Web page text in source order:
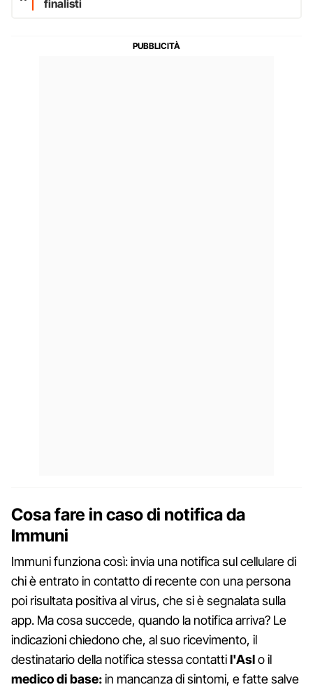
finalisti
Cosa fare in caso di notifica da
Immuni
Immuni funziona così: invia una notifica sul cellulare di
chi è entrato in contatto di recente con una persona
poi risultata positiva al virus, che si è segnalata sulla
app. Ma cosa succede, quando la notifica arriva? Le
indicazioni chiedono che, al suo ricevimento, il
destinatario della notifica stessa contattil'Aslo il
medico di base:in mancanza di sintomi, e fatte salve